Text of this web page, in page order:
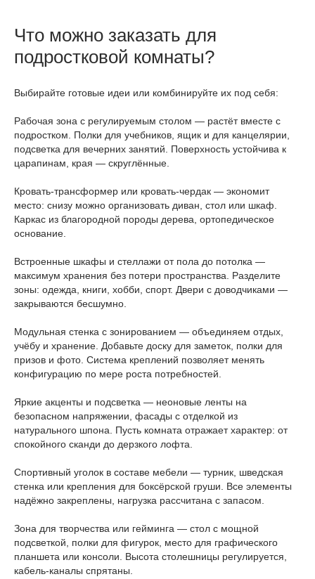
Что можно заказать для
подростковой комнаты?
Выбирайте готовые идеи или комбинируйте их под себя:
Рабочая зона с регулируемым столом — растёт вместе с
подростком. Полки для учебников, ящик и для канцелярии,
подсветка для вечерних занятий. Поверхность устойчива к
царапинам, края — скруглённые.
Кровать‑трансформер или кровать‑чердак — экономит
место: снизу можно организовать диван, стол или шкаф.
Каркас из благородной породы дерева, ортопедическое
основание.
Встроенные шкафы и стеллажи от пола до потолка —
максимум хранения без потери пространства. Разделите
зоны: одежда, книги, хобби, спорт. Двери с доводчиками —
закрываются бесшумно.
Модульная стенка с зонированием — объединяем отдых,
учёбу и хранение. Добавьте доску для заметок, полки для
призов и фото. Система креплений позволяет менять
конфигурацию по мере роста потребностей.
Яркие акценты и подсветка — неоновые ленты на
безопасном напряжении, фасады с отделкой из
натурального шпона. Пусть комната отражает характер: от
спокойного сканди до дерзкого лофта.
Спортивный уголок в составе мебели — турник, шведская
стенка или крепления для боксёрской груши. Все элементы
надёжно закреплены, нагрузка рассчитана с запасом.
Зона для творчества или гейминга — стол с мощной
подсветкой, полки для фигурок, место для графического
планшета или консоли. Высота столешницы регулируется,
кабель‑каналы спрятаны.